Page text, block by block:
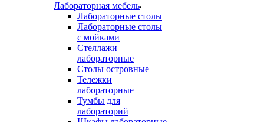
Лабораторная мебель
Лабораторные столы
Лабораторные столы
с мойками
Стеллажи
лабораторные
Столы островные
Тележки
лабораторные
Тумбы для
лабораторий